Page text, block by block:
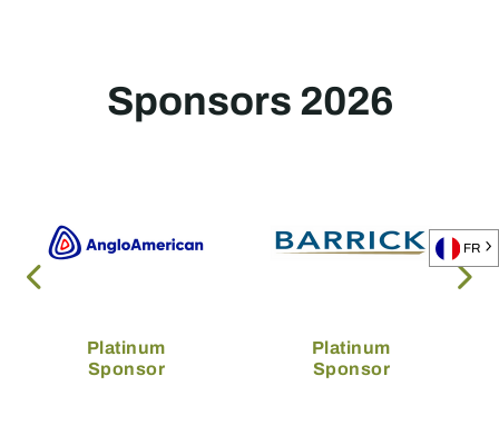
Sponsors 2026
Platinum
Sponsor
Platinum
Sponsor
FR